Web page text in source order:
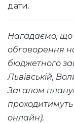
дати.
Нагадаємо, що
обговорення
бюджетного
Львівській,
Загалом
онлайн).